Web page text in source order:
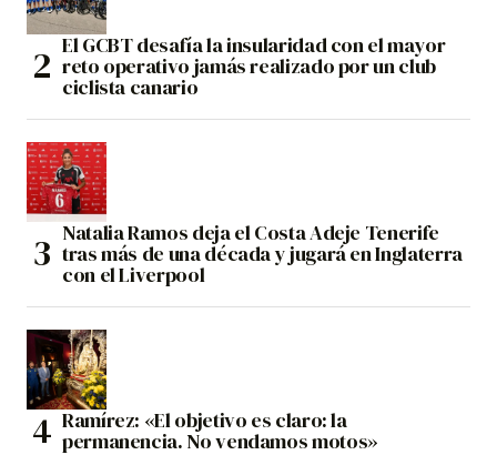
El GCBT desafía la insularidad con el mayor
reto operativo jamás realizado por un club
ciclista canario
Natalia Ramos deja el Costa Adeje Tenerife
tras más de una década y jugará en Inglaterra
con el Liverpool
Ramírez: «El objetivo es claro: la
permanencia. No vendamos motos»